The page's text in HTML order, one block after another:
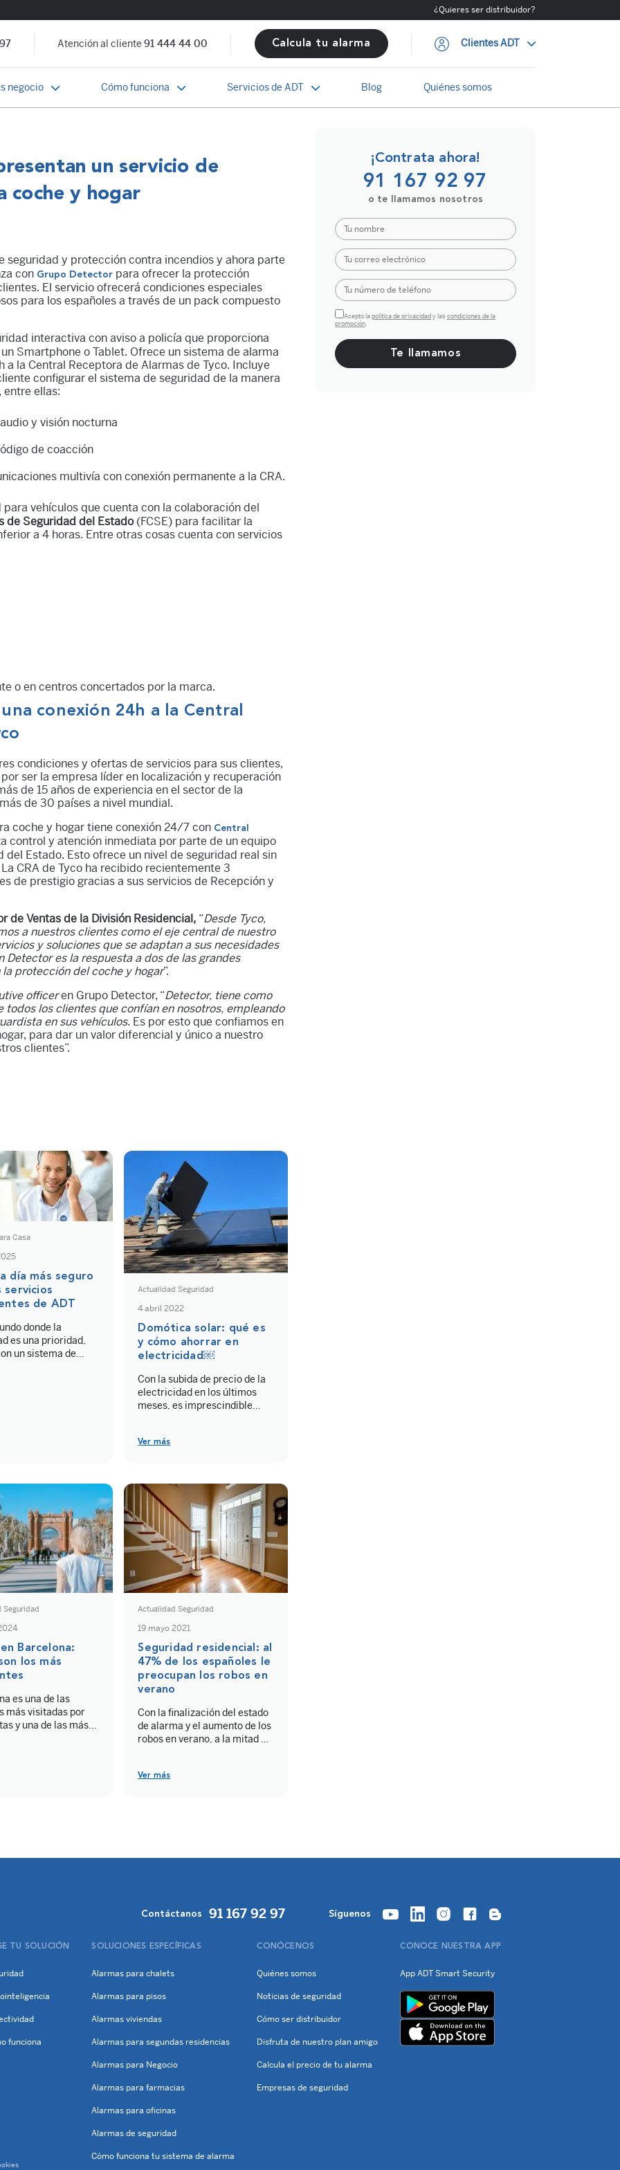
¿Quieres ser distribuidor?
Atención al cliente91 444 44 00 Calcula tu alarma Clientes ADT
negocio Cómo funciona Servicios de ADT Blog Quiénes somos
¡Contrata ahora!
91 167 92 97
o te llamamos nosotros
Acepto la política de privacidad y las condiciones de la
promoción.
Por favor, deja este campo vacío.
un servicio de
coche y hogar
seguridad y protección contra incendios y ahora parte
con Grupo Detector para ofrecer la protección
El servicio ofrecerá condiciones especiales
para los españoles a través de un pack compuesto
interactiva con aviso a policía que proporciona
Smartphone o Tablet. Ofrece un sistema de alarma
la Central Receptora de Alarmas de Tyco. Incluye
configurar el sistema de seguridad de la manera
entre ellas:
y visión nocturna
de coacción
multivía con conexión permanente a la CRA.
vehículos que cuenta con la colaboración del
de Seguridad del Estado(FCSE) para facilitar la
a 4 horas. Entre otras cosas cuenta con servicios
o en centros concertados por la marca.
conexión 24h a la Central
condiciones y ofertas de servicios para sus clientes,
ser la empresa líder en localización y recuperación
de 15 años de experiencia en el sector de la
de 30 países a nivel mundial.
coche y hogar tiene conexión 24/7 con Central
control y atención inmediata por parte de un equipo
Estado. Esto ofrece un nivel de seguridad real sin
CRA de Tyco ha recibido recientemente 3
de prestigio gracias a sus servicios de Recepción y
de Ventas de la División Residencial, “Desde Tyco,
a nuestros clientes como el eje central de nuestro
y soluciones que se adaptan a sus necesidades
Detector es la respuesta a dos de las grandes
protección del coche y hogar”.
officeren Grupo Detector, “Detector, tiene como
los clientes que confían en nosotros, empleando
en sus vehículos. Es por esto que confiamos en
para dar un valor diferencial y único a nuestro
clientes”.
Casa
a día más seguro
servicios
de ADT
donde la
es una prioridad,
un sistema de
vida, marca la
Actualidad Seguridad
4 abril 2022
Domótica solar: qué es
y cómo ahorrar en
electricidad￼
Con la subida de precio de la
electricidad en los últimos
meses, es imprescindible
solar. Esta nos permitan
placas solares puede
ayudarnos a reducir el
consumo a la par que a
reducir la contaminación,
haciendo un uso eficiente de
la […]
Ver más
Seguridad
Barcelona:
los más
es una de las
más visitadas por
y una de las más
la delincuencia,
[…]
Actualidad Seguridad
19 mayo 2021
Seguridad residencial: al
47% de los españoles le
preocupan los robos en
verano
Con la finalización del estado
de alarma y el aumento de los
robos en verano, a la mitad de
casa. ADT ha publicado la
verano […]
Ver más
Contáctanos 91 167 92 97 Síguenos
TU SOLUCIÓN
funciona
SOLUCIONES ESPECÍFICAS
Alarmas para chalets
Alarmas para pisos
Alarmas viviendas
Alarmas para segundas residencias
Alarmas para Negocio
Alarmas para farmacias
Alarmas para oficinas
Alarmas de seguridad
Cómo funciona tu sistema de alarma
CONÓCENOS
Quiénes somos
Noticias de seguridad
Cómo ser distribuidor
Disfruta de nuestro plan amigo
Calcula el precio de tu alarma
Empresas de seguridad
CONOCE NUESTRA APP
App ADT Smart Security